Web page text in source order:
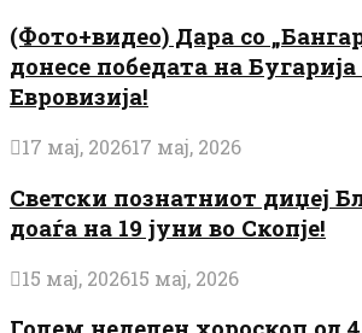
(Фото+видео) Дара со
донесе победата на
Евровизија!
17 мај, 202617 мај, 2026
Светски познатниот диџеј
доаѓа на 19 јуни во Скопје!
15 мај, 202615 мај, 2026